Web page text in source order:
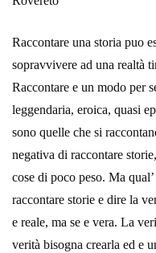
Raccontare una storia puo
sopravvivere ad una realtà
Raccontare e un modo per
leggendaria, eroica, quasi
sono quelle che si
negativa di raccontare
cose di poco peso. Ma
raccontare storie e dire la
e reale, ma se e vera. La
verità bisogna crearla ed e